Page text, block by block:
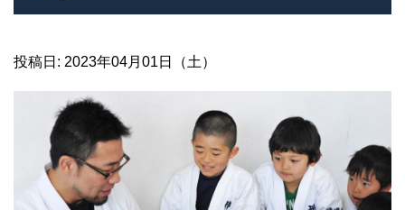
投稿日: 2023年04月01日（土）